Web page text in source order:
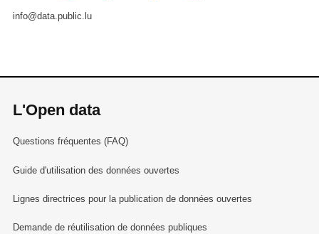
info@data.public.lu
L'Open data
Questions fréquentes (FAQ)
Guide d'utilisation des données ouvertes
Lignes directrices pour la publication de données ouvertes
Demande de réutilisation de données publiques